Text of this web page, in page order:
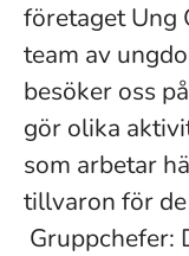
företaget Ung
team av
besöker oss
gör olika
som arbetar
tillvaron för
Gruppchefer: